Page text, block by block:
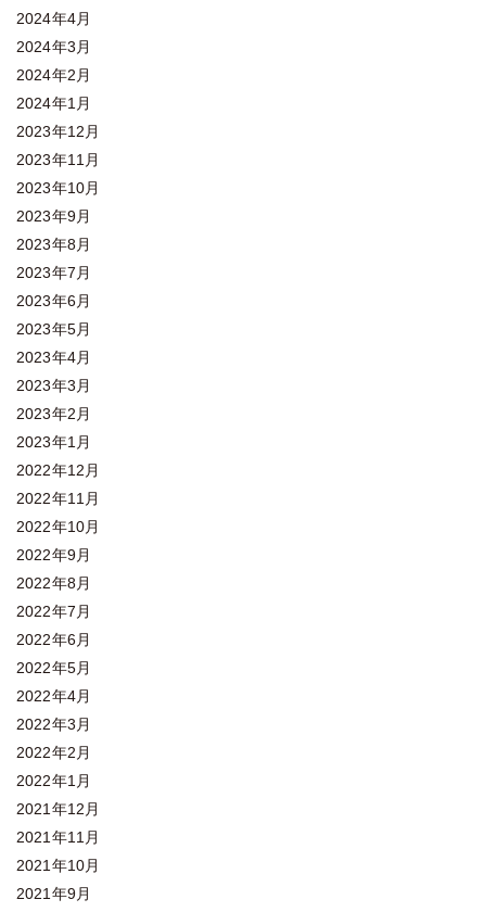
2024年4月
2024年3月
2024年2月
2024年1月
2023年12月
2023年11月
2023年10月
2023年9月
2023年8月
2023年7月
2023年6月
2023年5月
2023年4月
2023年3月
2023年2月
2023年1月
2022年12月
2022年11月
2022年10月
2022年9月
2022年8月
2022年7月
2022年6月
2022年5月
2022年4月
2022年3月
2022年2月
2022年1月
2021年12月
2021年11月
2021年10月
2021年9月